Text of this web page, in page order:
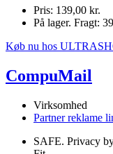
Pris: 139,00 kr.
På lager. Fragt:
Køb nu hos
CompuMail
Virksomhed
Partner reklame
SAFE. Privacy